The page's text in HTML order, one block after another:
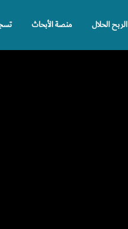
الربح الحلال منصة الأبحاث